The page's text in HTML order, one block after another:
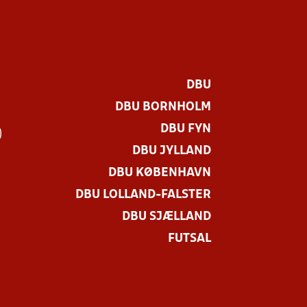
DBU
DBU BORNHOLM
DBU FYN
DBU JYLLAND
DBU KØBENHAVN
DBU LOLLAND-FALSTER
DBU SJÆLLAND
FUTSAL